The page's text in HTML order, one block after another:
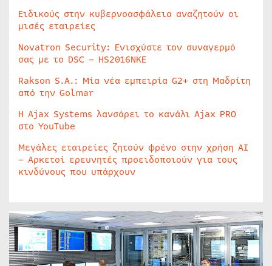
Ειδικούς στην κυβερνοασφάλεια αναζητούν οι
μισές εταιρείες
Novatron Security: Ενισχύστε τον συναγερμό
σας με το DSC – HS2016NKE
Rakson S.A.: Μία νέα εμπειρία G2+ στη Μαδρίτη
από την Golmar
Η Ajax Systems λανσάρει το κανάλι Ajax PRO
στο YouTube
Μεγάλες εταιρείες ζητούν φρένο στην χρήση AI
– Αρκετοί ερευνητές προειδοποιούν για τους
κινδύνους που υπάρχουν